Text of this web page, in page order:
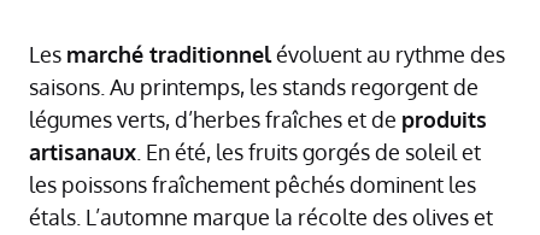
Les marché traditionnelévoluent au rythme des
saisons. Au printemps, les stands regorgent de
légumes verts, d’herbes fraîches et de produits
artisanaux . En été, les fruits gorgés de soleil et
les poissons fraîchement pêchés dominent les
étals. L’automne marque la récolte des olives et